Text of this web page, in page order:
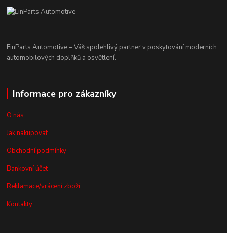
EinParts Automotive – Váš spolehlivý partner v poskytování moderních
automobilových doplňků a osvětlení.
Informace pro zákazníky
O nás
Jak nakupovat
Obchodní podmínky
Bankovní účet
Reklamace/vrácení zboží
Kontakty